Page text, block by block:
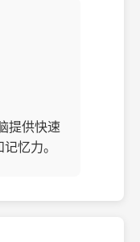
提供快速
忆力。